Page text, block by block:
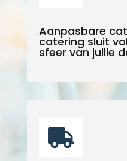
Aanpasbare
catering sluit
sfeer van jullie
